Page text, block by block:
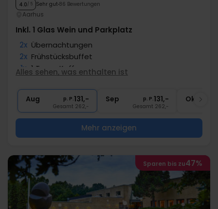
4.0/ 5 Sehr gut 86 Bewertungen
Aarhus
Inkl. 1 Glas Wein und Parkplatz
2x Übernachtungen
2x Frühstücksbuffet
1x 1 Tasse Kaffee
∞ Gratis Parken
Alles sehen, was enthalten ist
Aug p. P.131,-
Gesamt 262,-
Sep p. P.131,-
Gesamt 262,-
Okt
Mehr anzeigen
Sparen bis zu47%